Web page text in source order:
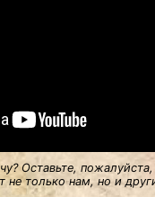
Оставьте,
не только нам, но и